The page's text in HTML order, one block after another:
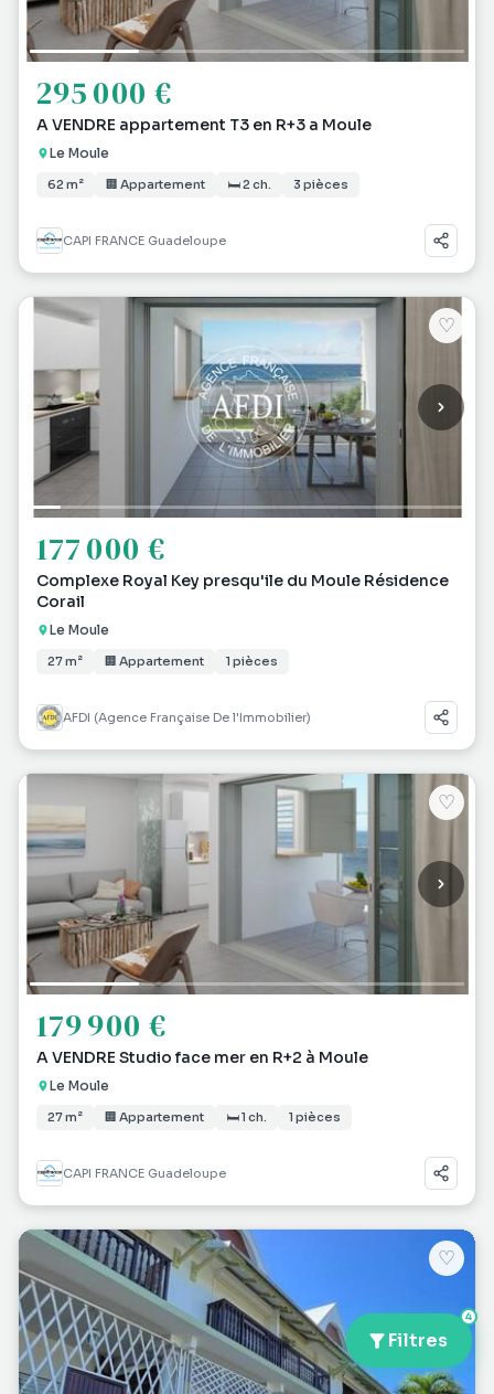
Filtres
4
295 000 €
A VENDRE appartement T3 en R+3 a Moule
Le Moule
62 m² 🏢 Appartement 🛏 2 ch. 3 pièces
CAPI FRANCE Guadeloupe
♡
177 000 €
Complexe Royal Key presqu'ile du Moule Résidence
Corail
Le Moule
27 m² 🏢 Appartement 1 pièces
AFDI (Agence Française De l'Immobilier)
♡
179 900 €
A VENDRE Studio face mer en R+2 à Moule
Le Moule
27 m² 🏢 Appartement 🛏 1 ch. 1 pièces
CAPI FRANCE Guadeloupe
♡